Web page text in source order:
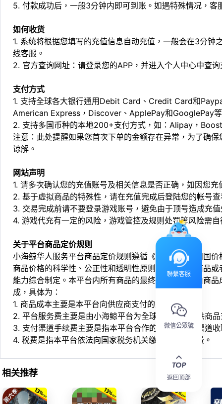
5. 付款成功后，一般3分钟内即可到账。如遇特殊情况，
如何收货
1. 系统将根据您填写的充值信息自动充值，一般会在3分
线客服。
2. 官方查询网址：请登录您的APP，并进入个人中心中查
支付方式
1. 支持全球各大银行通用Debit Card、Credit Card和
American Express，Discover、ApplePay和GooglePay
2. 支持多国币种的本地200+支付方式，如：Alipay，
注意：此处提醒如果您首次下单的金额存在异常，为了确
谅解。
网站声明
1. 请多次确认您的充值账号及相关信息是否正确，如因您
2. 基于虚拟商品的特殊性，请在充值完成后登陆您的帐号
3. 交易完成前请不要登录游戏账号，避免由于顶号造成充
4. 游戏代充有一定的风险，游戏管控及规则处罚等风险需
关于平台商品定价规则
小海鲸华人服务平台商品定价规则遵循《中华人民共和国
商品价格的科学性、公正性和透明性原则，依据相关商品
能力综合制定。本平台内所有商品的最终销售价格均由商
成，具体为：
1. 商品成本主要是本平台向供应商支付的采购成本；
2. 平台服务费主要是由小海鲸平台为全球华人用户提供商
3. 支付渠道手续费主要是指本平台合作的第三方支付渠道
4. 税费是指本平台依法向国家税务机关缴纳的各项税费。
相关推荐
聯繫客服
微信公眾號
返回頂部